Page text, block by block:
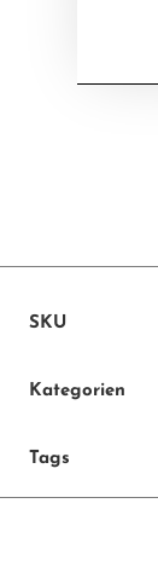
SKU
Kategorien
Tags